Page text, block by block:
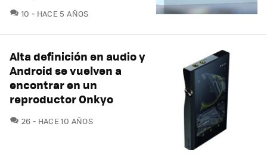
10 COMENTARIOS
HACE 5 AÑOS
Alta definición en audio y
Android se vuelven a
encontrar en un
reproductor Onkyo
26 COMENTARIOS
HACE 10 AÑOS